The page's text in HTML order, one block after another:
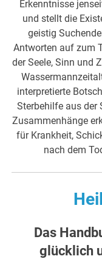
Erkenntnisse
und stellt die
geistig
Antworten auf zum
der Seele, Sinn und
interpretierte
Sterbehilfe aus der
Zusammenhänge
für Krankheit,
nach dem
Das
glücklich